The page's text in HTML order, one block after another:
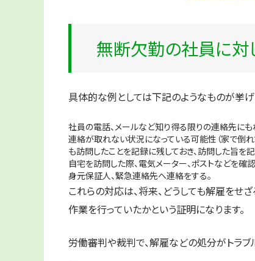
無断欠勤の社員に対
具体的な例としては下記のようなものが挙げ
社員の電話、メールなど知り得る限りの連絡先にも
連絡が取れない状況になっている可能性（家で倒
も訪問したことを記録に残しておき、訪問した旨を
自宅を訪問した際、電気メーター、ポストなどを確認
身元保証人、緊急連絡先へ連絡をする。
これらの対応は、将来、どうしても解雇をせ
作業を行っていたかという証明になります。
労働審判や裁判で、解雇などの処分がトラブ